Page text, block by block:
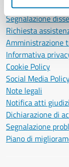
Prenotazione
Segnalazione
Richiesta
Amministrazione
Informativa
Cookie Policy
Social Media
Note legali
Notifica atti
Dichiarazione di
Segnalazione
Piano di